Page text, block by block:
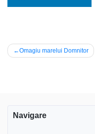
Navigare
Omagiu marelui Domnitor
Navigare